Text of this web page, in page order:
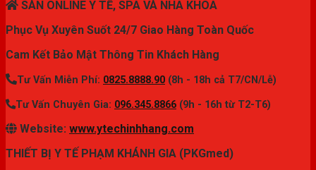
SÀN ONLINE Y TẾ, SPA VÀ NHA KHOA
Phục Vụ Xuyên Suốt 24/7 Giao Hàng Toàn Quốc
Cam Kết Bảo Mật Thông Tin Khách Hàng
Tư Vấn Miễn Phí: 0825.8888.90 (8h - 18h cả T7/CN/Lễ)
Tư Vấn Chuyên Gia: 096.345.8866 (9h - 16h từ T2-T6)
Website: www.ytechinhhang.com
THIẾT BỊ Y TẾ PHẠM KHÁNH GIA (PKGmed)